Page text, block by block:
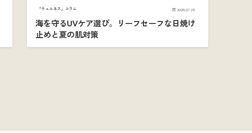
「ウェルネス」コラム 2026.07.25
海を守るUVケア選び。リーフセーフな日焼け
止めと夏の肌対策